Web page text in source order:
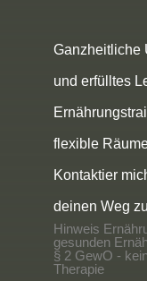
Ganzheitliche
und erfülltes
flexible
Kontaktier
deinen Weg
Hinweis
gesunden
§ 2 GewO -
Therapie